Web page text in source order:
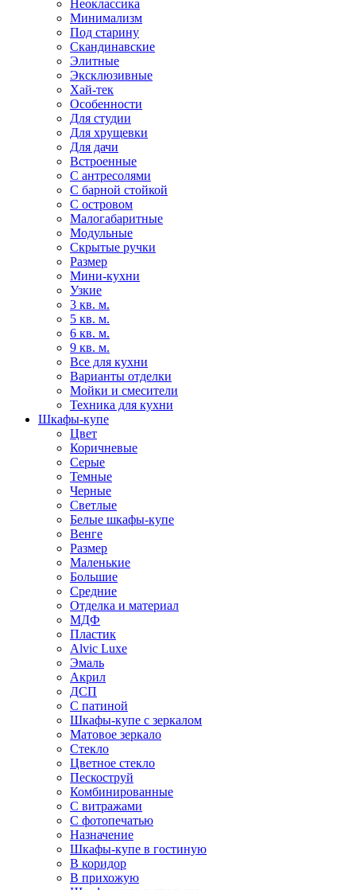
Неоклассика
Минимализм
Под старину
Скандинавские
Элитные
Эксклюзивные
Хай-тек
Особенности
Для студии
Для хрущевки
Для дачи
Встроенные
С антресолями
С барной стойкой
С островом
Малогабаритные
Модульные
Скрытые ручки
Размер
Мини-кухни
Узкие
3 кв. м.
5 кв. м.
6 кв. м.
9 кв. м.
Все для кухни
Варианты отделки
Мойки и смесители
Техника для кухни
Шкафы-купе
Цвет
Коричневые
Серые
Темные
Черные
Светлые
Белые шкафы-купе
Венге
Размер
Маленькие
Большие
Средние
Отделка и материал
МДФ
Пластик
Alvic Luxe
Эмаль
Акрил
ДСП
С патиной
Шкафы-купе с зеркалом
Матовое зеркало
Стекло
Цветное стекло
Пескоструй
Комбинированные
С витражами
С фотопечатью
Назначение
Шкафы-купе в гостиную
В коридор
В прихожую